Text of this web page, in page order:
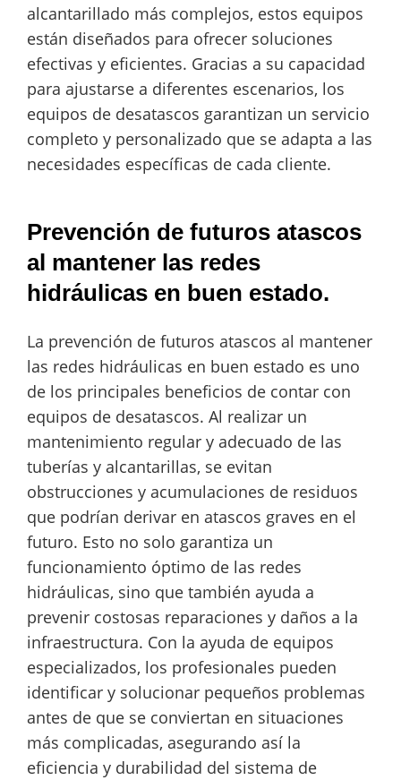
alcantarillado más complejos, estos equipos
están diseñados para ofrecer soluciones
efectivas y eficientes. Gracias a su capacidad
para ajustarse a diferentes escenarios, los
equipos de desatascos garantizan un servicio
completo y personalizado que se adapta a las
necesidades específicas de cada cliente.
Prevención de futuros atascos
al mantener las redes
hidráulicas en buen estado.
La prevención de futuros atascos al mantener
las redes hidráulicas en buen estado es uno
de los principales beneficios de contar con
equipos de desatascos. Al realizar un
mantenimiento regular y adecuado de las
tuberías y alcantarillas, se evitan
obstrucciones y acumulaciones de residuos
que podrían derivar en atascos graves en el
futuro. Esto no solo garantiza un
funcionamiento óptimo de las redes
hidráulicas, sino que también ayuda a
prevenir costosas reparaciones y daños a la
infraestructura. Con la ayuda de equipos
especializados, los profesionales pueden
identificar y solucionar pequeños problemas
antes de que se conviertan en situaciones
más complicadas, asegurando así la
eficiencia y durabilidad del sistema de